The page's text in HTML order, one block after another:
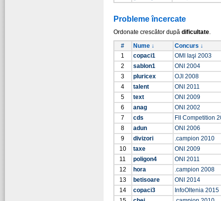
Probleme încercate
Ordonate crescător după dificultate.
#
Nume ↓
Concurs ↓
1
copaci1
OMI Iaşi 2003
2
sablon1
ONI 2004
3
pluricex
OJI 2008
4
talent
ONI 2011
5
text
ONI 2009
6
anag
ONI 2002
7
cds
FII Competition
8
adun
ONI 2006
9
divizori
.campion 2010
10
taxe
ONI 2009
11
poligon4
ONI 2011
12
hora
.campion 2008
13
betisoare
ONI 2014
14
copaci3
InfoOltenia 2015